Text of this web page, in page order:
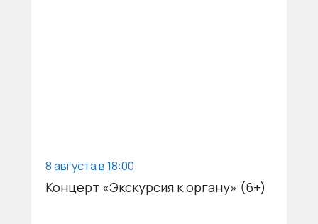
Концерт «Экскурсия к органу» (6+)
8 августа в 18:00